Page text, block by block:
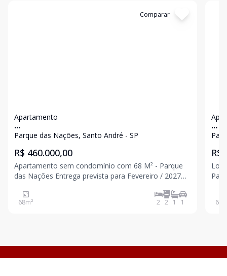
Comparar
Apartamento
...
Parque das Nações, Santo André - SP
R$ 460.000,00
Apartamento sem condomínio com 68 M² - Parque
das Nações Entrega prevista para Fevereiro / 2027
closet 1 banheiro Sala ampla Cozinha Quintal com
área de serviço 1 vaga Próximo da Rua Oratório, Li
68m² 2 2 1 1
...
R$
2
69